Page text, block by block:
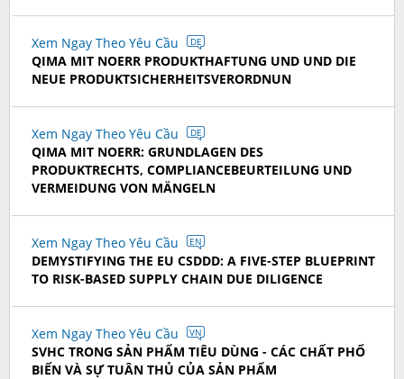
Xem Ngay Theo Yêu Cầu DE
QIMA MIT NOERR PRODUKTHAFTUNG UND UND DIE
NEUE PRODUKTSICHERHEITSVERORDNUN
Xem Ngay Theo Yêu Cầu DE
QIMA MIT NOERR: GRUNDLAGEN DES
PRODUKTRECHTS, COMPLIANCEBEURTEILUNG UND
VERMEIDUNG VON MÄNGELN
Xem Ngay Theo Yêu Cầu EN
DEMYSTIFYING THE EU CSDDD: A FIVE-STEP BLUEPRINT
TO RISK-BASED SUPPLY CHAIN DUE DILIGENCE
Xem Ngay Theo Yêu Cầu VN
SVHC TRONG SẢN PHẨM TIÊU DÙNG - CÁC CHẤT PHỔ
BIẾN VÀ SỰ TUÂN THỦ CỦA SẢN PHẨM